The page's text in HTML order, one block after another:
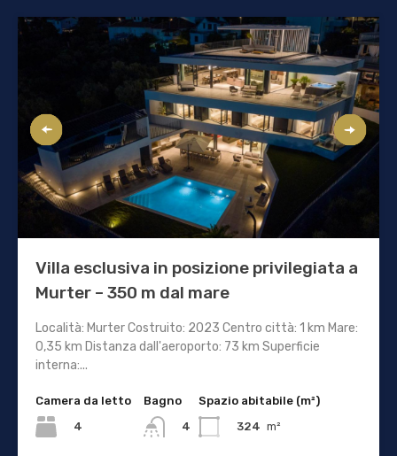
Villa esclusiva in posizione privilegiata a
Murter – 350 m dal mare
Località: Murter Costruito: 2023 Centro città: 1 km Mare:
0,35 km Distanza dall'aeroporto: 73 km Superficie
interna:...
Camera da letto
4
Bagno
4
Spazio abitabile (m²)
324 m²